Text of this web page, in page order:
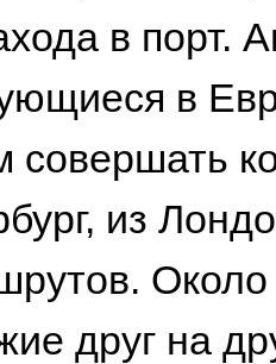
в порт.
в
совершать
из
друг на